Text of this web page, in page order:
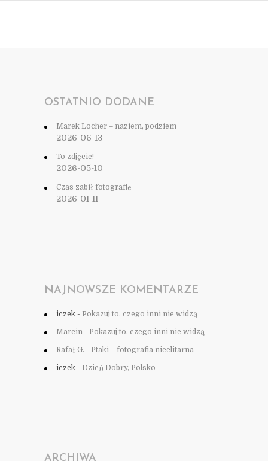
OSTATNIO DODANE
Marek Locher – naziem, podziem
2026-06-13
To zdjęcie!
2026-05-10
Czas zabił fotografię
2026-01-11
NAJNOWSZE KOMENTARZE
iczek - Pokazuj to, czego inni nie widzą
Marcin - Pokazuj to, czego inni nie widzą
Rafał G. - Ptaki – fotografia nieelitarna
iczek - Dzień Dobry, Polsko
ARCHIWA